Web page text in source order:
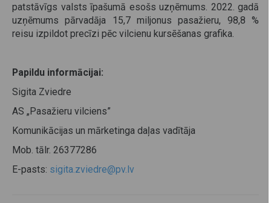
patstāvīgs valsts īpašumā esošs uzņēmums. 2022. gadā
uzņēmums pārvadāja 15,7 miljonus pasažieru, 98,8 %
reisu izpildot precīzi pēc vilcienu kursēšanas grafika.
Papildu informācijai:
Sigita Zviedre
AS „Pasažieru vilciens”
Komunikācijas un mārketinga daļas vadītāja
Mob. tālr. 26377286
E-pasts: sigita.zviedre@pv.lv